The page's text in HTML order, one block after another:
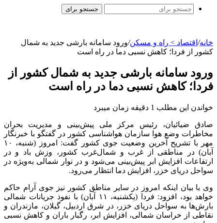
جستجو برای
خانه/ اقتصاد > راه و مسکن/ورود سامانه بارشی جدید به شمال
کشور از فردا؛ کاهش نسبی دما در راه است
ورود سامانه بارشی جدید به شمال کشور از
فردا؛ کاهش نسبی دما در راه است
خواندن این مطلب 1 دقیقه زمان میبرد
صادق ضیائیان، رئیس مرکز ملی پیش‌بینی و مدیریت بحران
مخاطرات وضع هوا سازمان هواشناسی کشور در گفتگو با خبرنگار
مهر با تشریح آخرین وضعیت جوی کشور گفت: امروز (شنبه، ۱۰
آبان) در مناطقی از غرب و شمال‌غرب کشور، وزش باد و در
ارتفاعات افزایش ابر پیش‌بینی می‌شود و در نوار شمالی به‌ویژه در
سواحل دریای خزر، افزایش دما انتظار می‌رود.
وی با بیان اینکه امروز در سایر مناطق کشور نیز جوی آرام حاکم
خواهد بود، افزود: فردا (یکشنبه، ۱۱ آبان) با نفوذ جریانات شمالی
بارش‌ها به سواحل دریای خزر، در شرق اردبیل، گیلان، مازندران و
نقاطی از خراسان شمالی، افزایش ابر، رگبار باران و کاهش نسبی